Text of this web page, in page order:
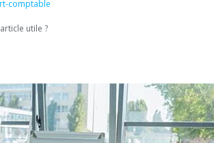
comptable
utile ?